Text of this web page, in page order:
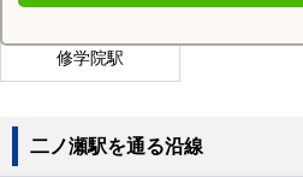
八幡前駅 木野駅
修学院駅
二ノ瀬駅を通る沿線